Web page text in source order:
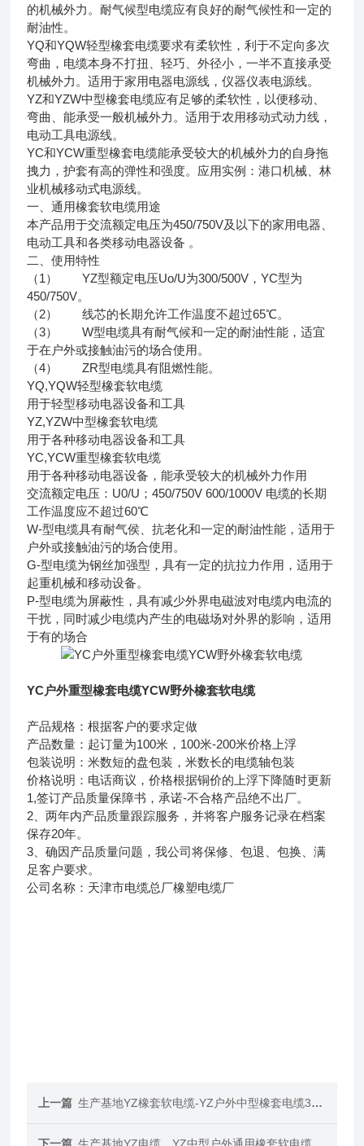
的机械外力。耐气候型电缆应有良好的耐气候性和一定的
耐油性。
YQ和YQW轻型橡套电缆要求有柔软性，利于不定向多次
弯曲，电缆本身不打扭、轻巧、外径小，一半不直接承受
机械外力。适用于家用电器电源线，仪器仪表电源线。
YZ和YZW中型橡套电缆应有足够的柔软性，以便移动、
弯曲、能承受一般机械外力。适用于农用移动式动力线，
电动工具电源线。
YC和YCW重型橡套电缆能承受较大的机械外力的自身拖
拽力，护套有高的弹性和强度。应用实例：港口机械、林
业机械移动式电源线。
一、通用橡套软电缆用途
本产品用于交流额定电压为450/750V及以下的家用电器、
电动工具和各类移动电器设备 。
二、使用特性
（1） YZ型额定电压Uo/U为300/500V，YC型为
450/750V。
（2） 线芯的长期允许工作温度不超过65℃。
（3） W型电缆具有耐气候和一定的耐油性能，适宜
于在户外或接触油污的场合使用。
（4） ZR型电缆具有阻燃性能。
YQ,YQW轻型橡套软电缆
用于轻型移动电器设备和工具
YZ,YZW中型橡套软电缆
用于各种移动电器设备和工具
YC,YCW重型橡套软电缆
用于各种移动电器设备，能承受较大的机械外力作用
交流额定电压：U0/U；450/750V 600/1000V 电缆的长期
工作温度应不超过60℃
W-型电缆具有耐气侯、抗老化和一定的耐油性能，适用于
户外或接触油污的场合使用。
G-型电缆为钢丝加强型，具有一定的抗拉力作用，适用于
起重机械和移动设备。
P-型电缆为屏蔽性，具有减少外界电磁波对电缆内电流的
干扰，同时减少电缆内产生的电磁场对外界的影响，适用
于有的场合
YC户外重型橡套电缆YCW野外橡套软电缆
产品规格：根据客户的要求定做
产品数量：起订量为100米，100米-200米价格上浮
包装说明：米数短的盘包装，米数长的电缆轴包装
价格说明：电话商议，价格根据铜价的上浮下降随时更新
1,签订产品质量保障书，承诺-不合格产品绝不出厂。
2、两年内产品质量跟踪服务，并将客户服务记录在档案
保存20年。
3、确因产品质量问题，我公司将保修、包退、包换、满
足客户要求。
公司名称：天津市电缆总厂橡塑电缆厂
上一篇 生产基地YZ橡套软电缆-YZ户外中型橡套电缆3*2.5
下一篇 生产基地YZ电缆，YZ中型户外通用橡套软电缆